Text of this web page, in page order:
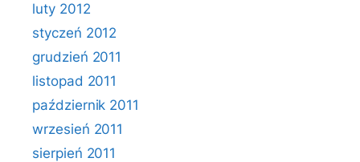
luty 2012
styczeń 2012
grudzień 2011
listopad 2011
październik 2011
wrzesień 2011
sierpień 2011